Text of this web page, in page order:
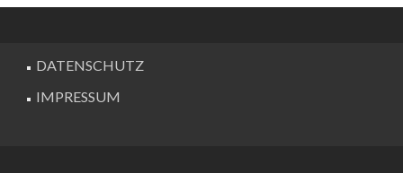
DATENSCHUTZ
IMPRESSUM